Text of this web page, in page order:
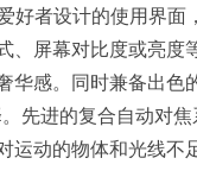
好者设计的使用界面
屏幕对比度或亮度
感。同时兼备出色
先进的复合自动对
动的物体和光线不